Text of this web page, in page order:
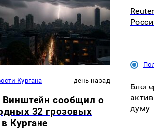
Кургана день назад
Винштейн сообщил о
32 грозовых
Кургане
думу